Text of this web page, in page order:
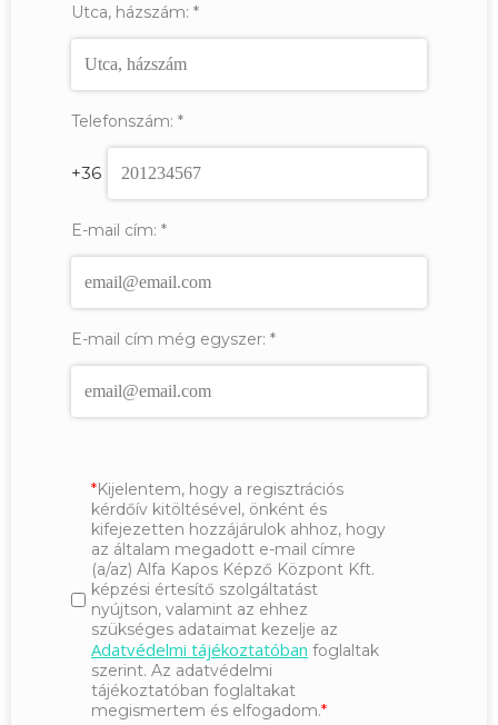
Utca, házszám: *
Telefonszám: *
+36
E-mail cím: *
E-mail cím még egyszer: *
Kijelentem, hogy a regisztrációs
kérdőív kitöltésével, önként és
kifejezetten hozzájárulok ahhoz, hogy
az általam megadott e-mail címre
(a/az) Alfa Kapos Képző Központ Kft.
képzési értesítő szolgáltatást
nyújtson, valamint az ehhez
szükséges adataimat kezelje az
Adatvédelmi tájékoztatóban foglaltak
szerint. Az adatvédelmi
tájékoztatóban foglaltakat
megismertem és elfogadom.